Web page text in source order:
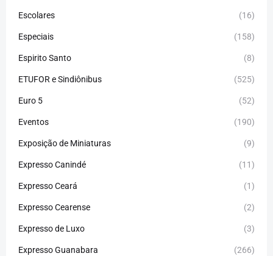
Escolares (16)
Especiais (158)
Espirito Santo (8)
ETUFOR e Sindiônibus (525)
Euro 5 (52)
Eventos (190)
Exposição de Miniaturas (9)
Expresso Canindé (11)
Expresso Ceará (1)
Expresso Cearense (2)
Expresso de Luxo (3)
Expresso Guanabara (266)